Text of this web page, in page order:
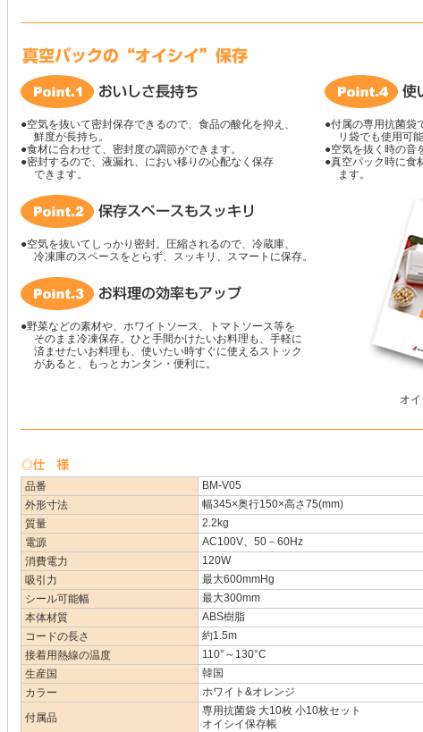
●空気を抜いて密封保存できるので、食品の酸化を抑え、
鮮度が長持ち。
●食材に合わせて、密封度の調節ができます。
●密封するので、液漏れ、におい移りの心配なく保存
できます。
●空気を抜いてしっかり密封。圧縮されるので、冷蔵庫、
冷凍庫のスペースをとらず、スッキリ、スマートに保存。
●野菜などの素材や、ホワイトソース、トマトソース等を
そのまま冷凍保存。ひと手間かけたいお料理も、手軽に
済ませたいお料理も、使いたい時すぐに使えるストック
があると、もっとカンタン・便利に。
●付属の専用抗菌袋
リ袋でも使用可
●空気を抜く時の音
●真空パック時に食
ます。
オイシ
品番
BM-V05
外形寸法
幅345×奥行150×高さ75(mm)
質量
2.2kg
電源
AC100V、50－60Hz
消費電力
120W
吸引力
最大600mmHg
シール可能幅
最大300mm
本体材質
ABS樹脂
コードの長さ
約1.5m
接着用熱線の温度
110°～130°C
生産国
韓国
カラー
ホワイト&オレンジ
付属品
専用抗菌袋 大10枚 小10枚セット
オイシイ保存帳